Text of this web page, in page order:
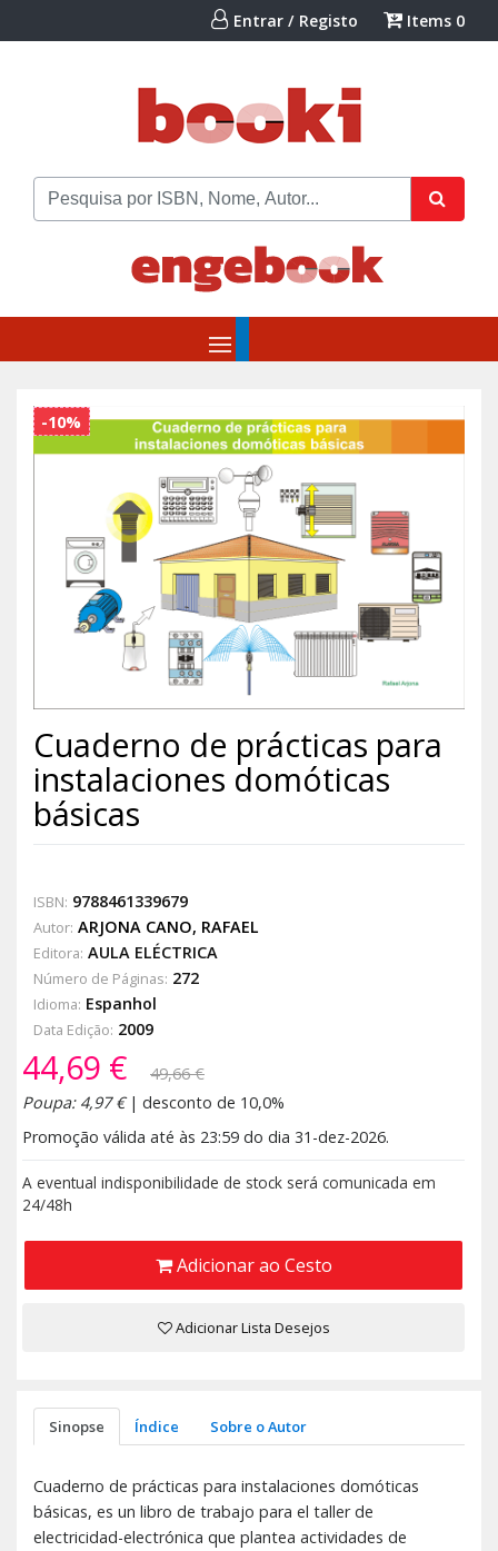
Entrar / Registo Items 0
-10%
Cuaderno de prácticas para
instalaciones domóticas
básicas
ISBN: 9788461339679
Autor: ARJONA CANO, RAFAEL
Editora: AULA ELÉCTRICA
Número de Páginas: 272
Idioma: Espanhol
Data Edição: 2009
44,69 €
49,66 €
Poupa: 4,97 €| desconto de 10,0%
Promoção válida até às 23:59 do dia 31-dez-2026.
A eventual indisponibilidade de stock será comunicada em
24/48h
Adicionar ao Cesto
Adicionar Lista Desejos
Sinopse Índice Sobre o Autor
Cuaderno de prácticas para instalaciones domóticas
básicas, es un libro de trabajo para el taller de
electricidad-electrónica que plantea actividades de